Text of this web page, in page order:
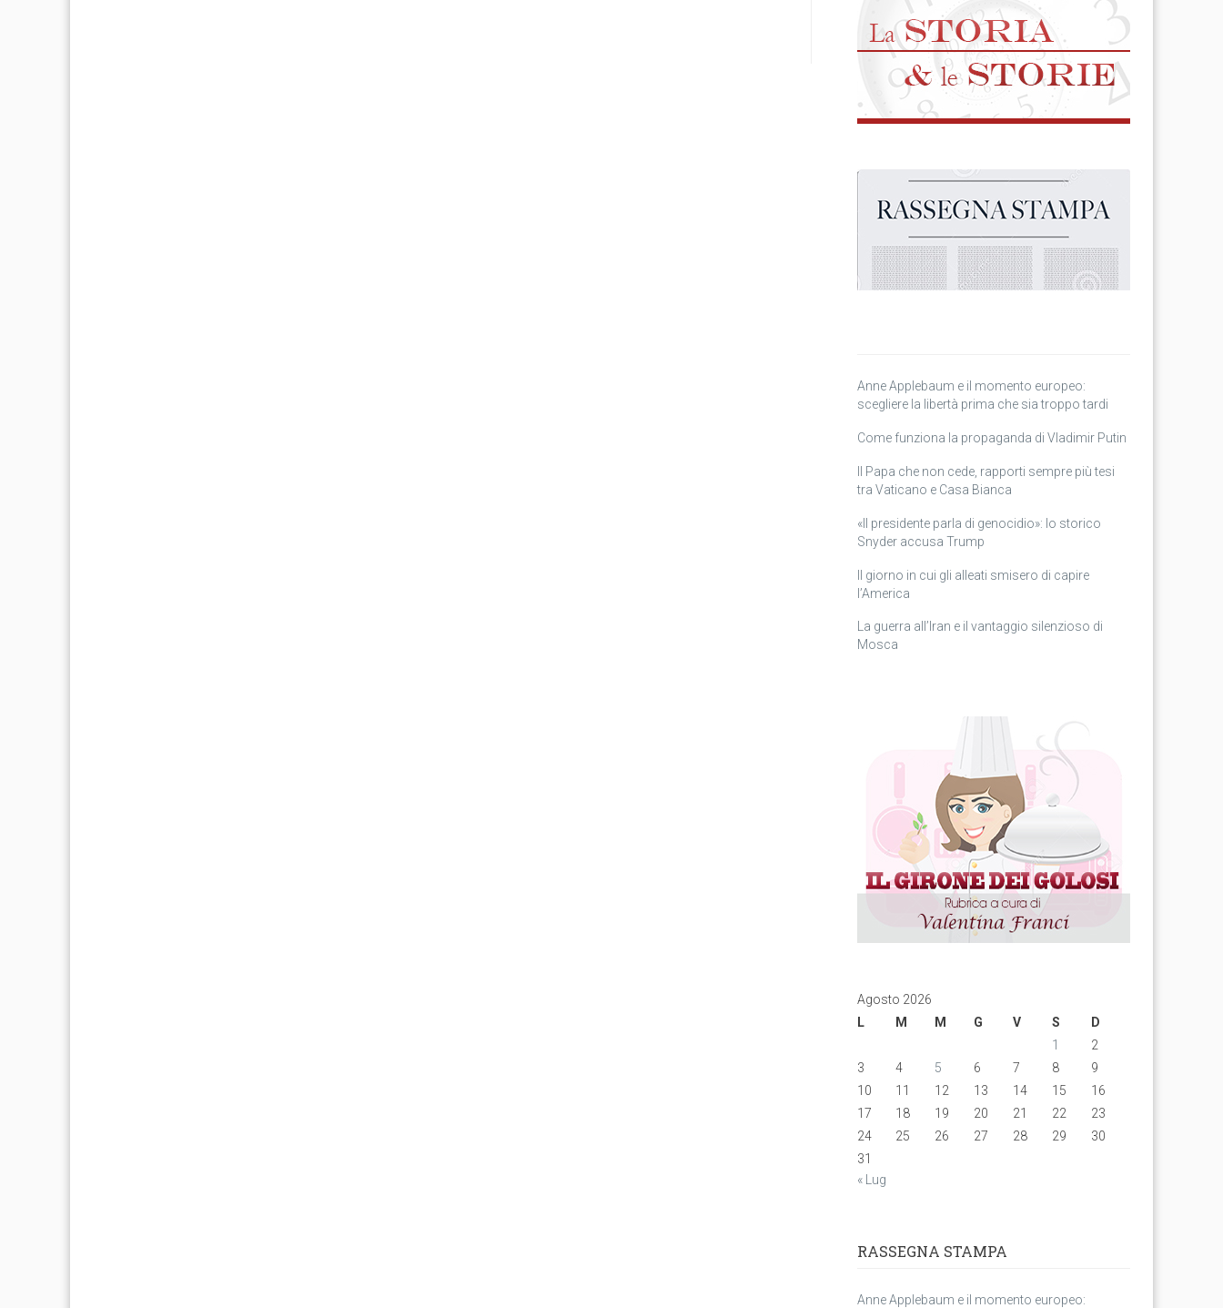
Anne Applebaum e il momento europeo:
scegliere la libertà prima che sia troppo tardi
Come funziona la propaganda di Vladimir Putin
Il Papa che non cede, rapporti sempre più tesi
tra Vaticano e Casa Bianca
«Il presidente parla di genocidio»: lo storico
Snyder accusa Trump
Il giorno in cui gli alleati smisero di capire
l’America
La guerra all’Iran e il vantaggio silenzioso di
Mosca
Agosto 2026
L
M M G V S
D
1
2
3
4 5 6 7 8
9
10
11 12 13 14 15
16
17
18 19 20 21 22
23
24
25 26 27 28 29
30
31
« Lug
RASSEGNA STAMPA
Anne Applebaum e il momento europeo: